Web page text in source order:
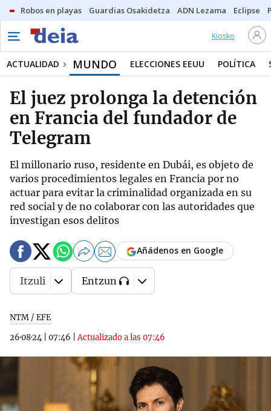
Robos en playas Guardias Osakidetza ADN Lezama Eclipse
Kiosko
ACTUALIDAD MUNDO ELECCIONES EEUU POLÍTICA
El juez prolonga la detención
en Francia del fundador de
Telegram
El millonario ruso, residente en Dubái, es objeto de
varios procedimientos legales en Francia por no
actuar para evitar la criminalidad organizada en su
red social y de no colaborar con las autoridades que
investigan esos delitos
NTM / EFE
26·08·24
07:46 |Actualizado a las 07:46
Añádenos en Google
Itzuli Entzun